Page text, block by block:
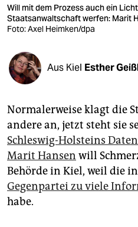
veranstaltungen
shop
fragen & hilfe
unterstützen
genossenschaft
epaper login
Will mit dem Prozess auch ein
Staatsanwaltschaft werfen: Marit
Foto: Axel Heimken/dpa
Aus Kiel Esther
Normalerweise klagt die
andere an, jetzt steht sie
Schleswig-Holsteins
Marit Hansen will
Behörde in Kiel, weil die
Gegenpartei zu viele
habe.